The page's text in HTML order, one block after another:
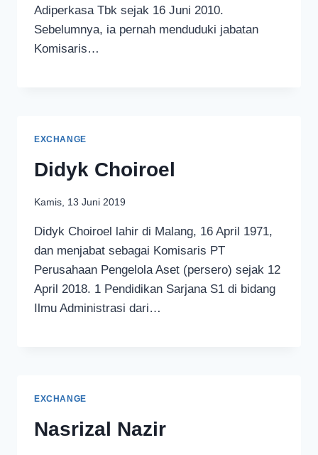
Adiperkasa Tbk sejak 16 Juni 2010.
Sebelumnya, ia pernah menduduki jabatan
Komisaris…
EXCHANGE
Didyk Choiroel
Kamis, 13 Juni 2019
Didyk Choiroel lahir di Malang, 16 April 1971,
dan menjabat sebagai Komisaris PT
Perusahaan Pengelola Aset (persero) sejak 12
April 2018. 1 Pendidikan Sarjana S1 di bidang
Ilmu Administrasi dari…
EXCHANGE
Nasrizal Nazir